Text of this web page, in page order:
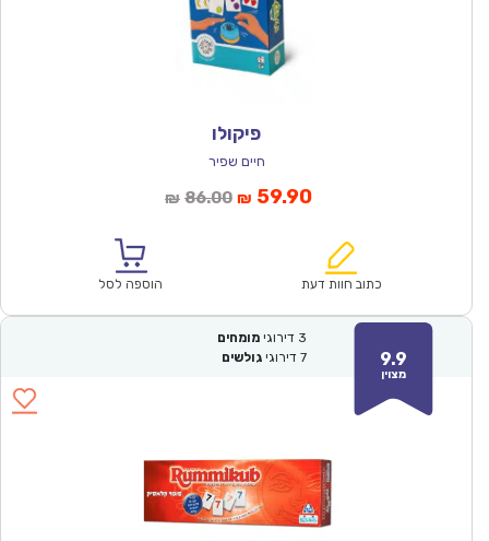
פיקולו
חיים שפיר
₪ 86.00המחיר
₪86.00.
₪ 59.90המחיר
הוא:
כתוב חוות דעת הוספה לסל
9.9
מצוין
3 דירוגי מומחים
7 דירוגי גולשים